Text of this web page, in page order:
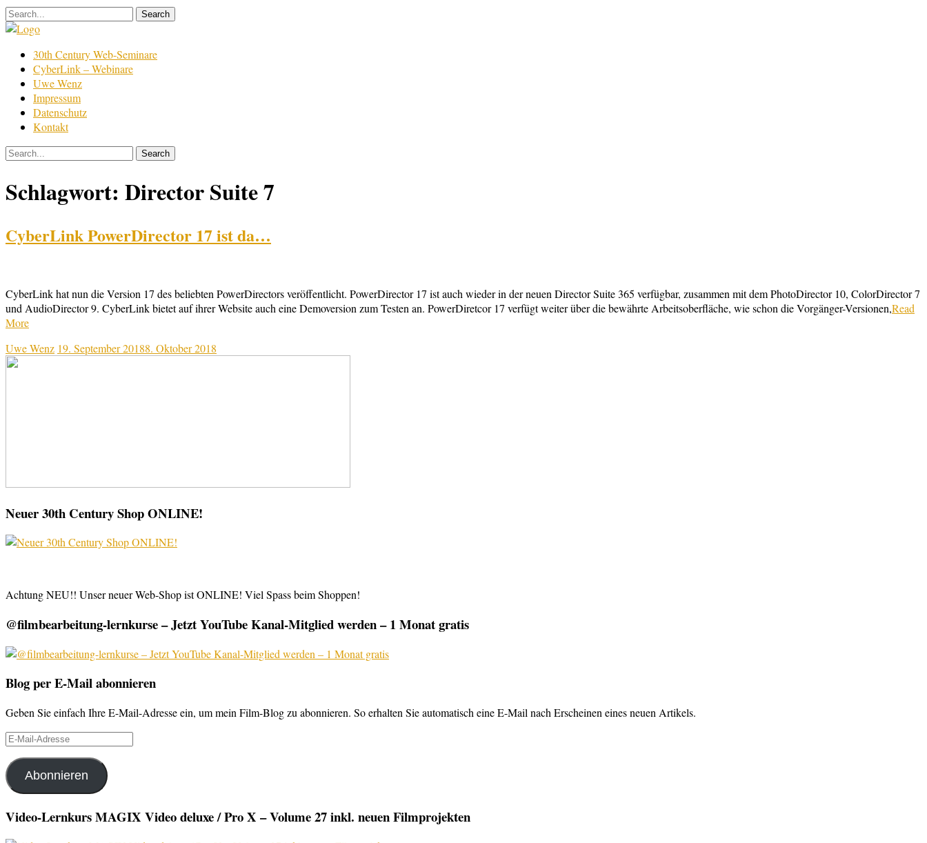
Skip
to
Film
Bearbeitung
30th Century Web-Seminare
CyberLink – Webinare
Uwe Wenz
Impressum
Datenschutz
Kontakt
Schlagwort: Director Suite 7
CyberLink PowerDirector 17 ist da…
CyberLink hat nun die Version 17 des beliebten PowerDirectors veröffentlicht. PowerDirector 17 ist auch wieder in der neuen Director Suite 365 verfügbar, zusammen mit dem PhotoDirector 10, ColorDirector 7
und AudioDirector 9. CyberLink bietet auf ihrer Website auch eine Demoversion zum Testen an. PowerDiretcor 17 verfügt weiter über die bewährte Arbeitsoberfläche, wie schon die Vorgänger-Versionen,Read
More
Uwe Wenz 19. September 20188. Oktober 2018
Neuer 30th Century Shop ONLINE!
Achtung NEU!! Unser neuer Web-Shop ist ONLINE! Viel Spass beim Shoppen!
@filmbearbeitung-lernkurse – Jetzt YouTube Kanal-Mitglied werden – 1 Monat gratis
Blog per E-Mail abonnieren
Geben Sie einfach Ihre E-Mail-Adresse ein, um mein Film-Blog zu abonnieren. So erhalten Sie automatisch eine E-Mail nach Erscheinen eines neuen Artikels.
E-
Adresse
Abonnieren
Video-Lernkurs MAGIX Video deluxe / Pro X – Volume 27 inkl. neuen Filmprojekten